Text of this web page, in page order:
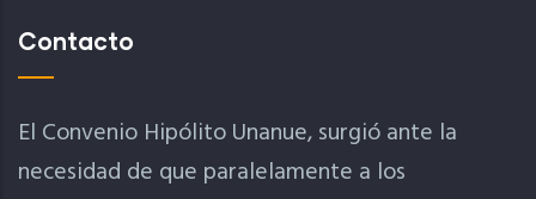
Contacto
El Convenio Hipólito Unanue, surgió ante la
necesidad de que paralelamente a los